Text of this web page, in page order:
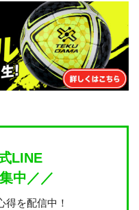
LINE
中／／
得を配信中！